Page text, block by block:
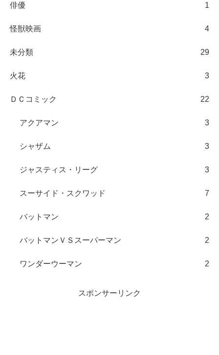
俳優 1
怪獣映画 4
未分類 29
火花 3
ＤＣコミック 22
アクアマン 3
シャザム 3
ジャスティス・リーグ 3
スーサイド・スクワッド 7
バットマン 2
バットマンＶＳスーパーマン 2
ワンダーウーマン 2
スポンサーリンク